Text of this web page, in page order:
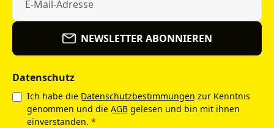
NEWSLETTER ABONNIEREN
Datenschutz
Ich habe die Datenschutzbestimmungen zur Kenntnis
genommen und die AGB gelesen und bin mit ihnen
einverstanden. *